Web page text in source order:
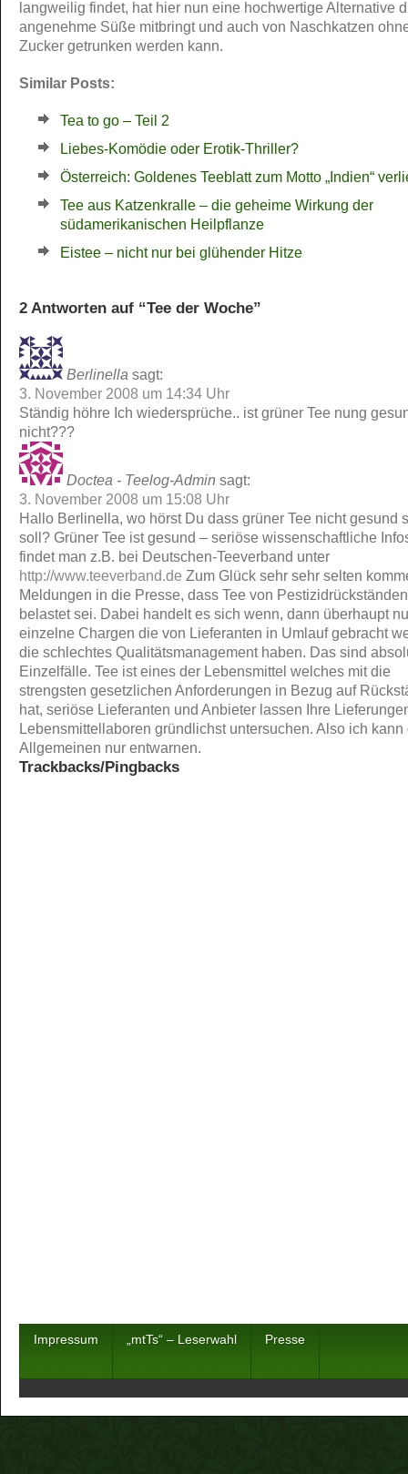
langweilig findet, hat hier nun eine hochwertige Alternative
angenehme Süße mitbringt und auch von Naschkatzen
Zucker getrunken werden kann.
Similar Posts:
Tea to go – Teil 2
Liebes-Komödie oder Erotik-Thriller?
Österreich: Goldenes Teeblatt zum Motto „Indien“
Tee aus Katzenkralle – die geheime Wirkung der
südamerikanischen Heilpflanze
Eistee – nicht nur bei glühender Hitze
2 Antworten auf “Tee der Woche”
Berlinella sagt:
3. November 2008 um 14:34 Uhr
Ständig höhre Ich wiedersprüche.. ist grüner Tee nung
nicht???
Doctea - Teelog-Admin sagt:
3. November 2008 um 15:08 Uhr
Hallo Berlinella, wo hörst Du dass grüner Tee nicht gesund
soll? Grüner Tee ist gesund – seriöse wissenschaftliche
findet man z.B. bei Deutschen-Teeverband unter
http://www.teeverband.de Zum Glück sehr sehr selten
Meldungen in die Presse, dass Tee von Pestizidrückständen
belastet sei. Dabei handelt es sich wenn, dann überhaupt
einzelne Chargen die von Lieferanten in Umlauf gebracht
die schlechtes Qualitätsmanagement haben. Das sind
Einzelfälle. Tee ist eines der Lebensmittel welches mit die
strengsten gesetzlichen Anforderungen in Bezug auf
hat, seriöse Lieferanten und Anbieter lassen Ihre
Lebensmittellaboren gründlichst untersuchen. Also ich kann
Allgemeinen nur entwarnen.
Trackbacks/Pingbacks
Impressum „mtTs“ – Leserwahl Presse